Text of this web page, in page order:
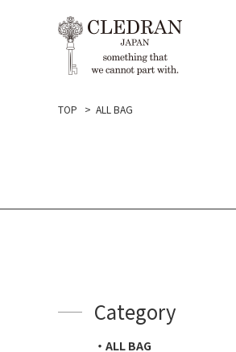
TOP ALL BAG
Category
ALL BAG